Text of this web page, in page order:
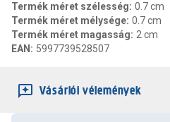
Termék méret szélesség: 0.7 cm
Termék méret mélysége: 0.7 cm
Termék méret magasság: 2 cm
EAN : 5997739528507
Vásárlói vélemények